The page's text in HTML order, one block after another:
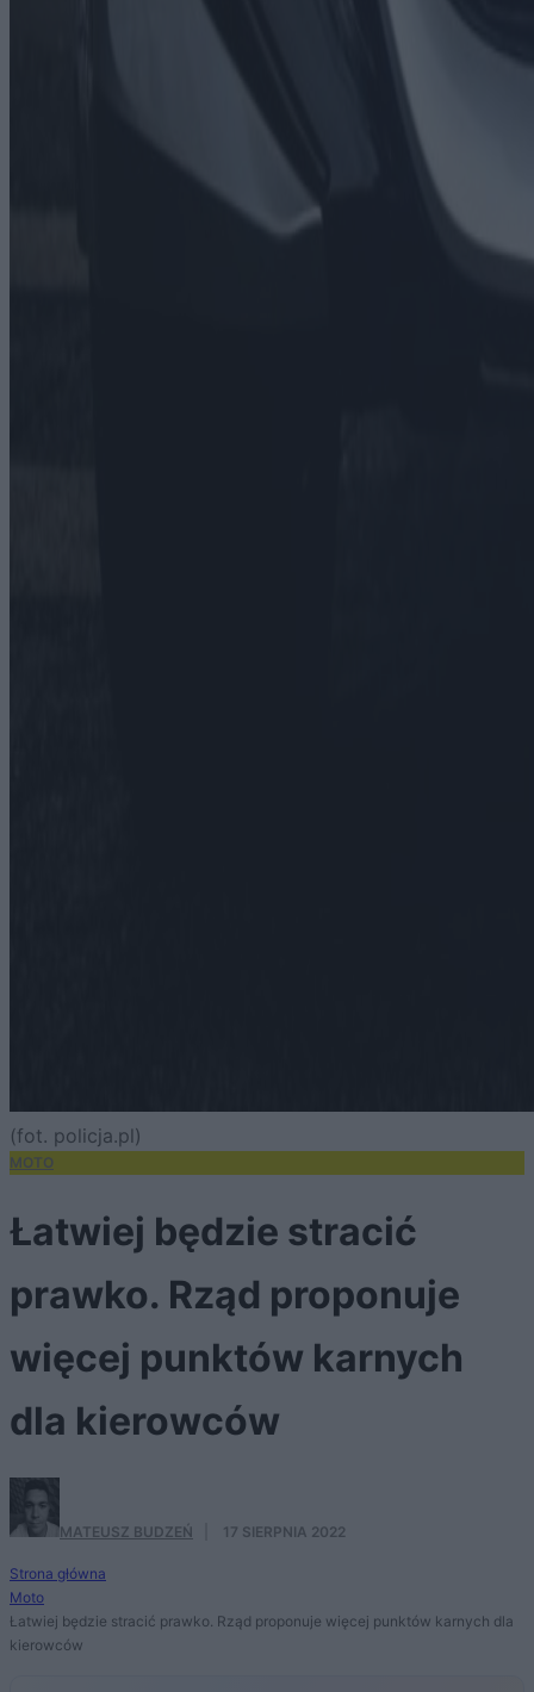
(fot. policja.pl)
MOTO
Łatwiej będzie stracić
prawko. Rząd proponuje
więcej punktów karnych
dla kierowców
MATEUSZ BUDZEŃ 17 SIERPNIA 2022
Strona główna
Moto
Łatwiej będzie stracić prawko. Rząd proponuje więcej punktów karnych dla
kierowców